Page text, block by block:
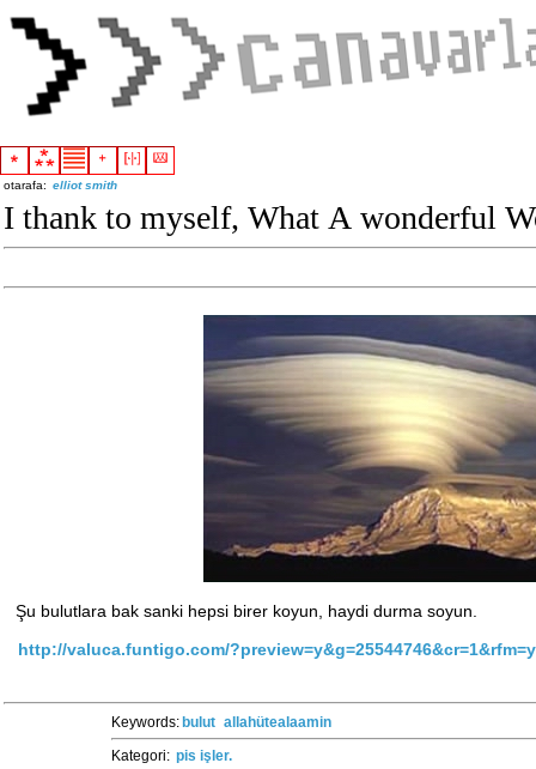
otarafa: elliot smith
I thank to myself, What A wonderful
Şu bulutlara bak sanki hepsi birer koyun, haydi durma soyun.
http://valuca.funtigo.com/?preview=y&g=25544746&cr=1&rfm=y
Keywords: bulut allahütealaamin
Kategori: pis işler.